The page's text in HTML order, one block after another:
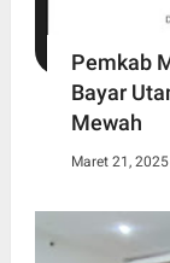
Pemkab
Bayar
Mewah
Maret 21, 2025